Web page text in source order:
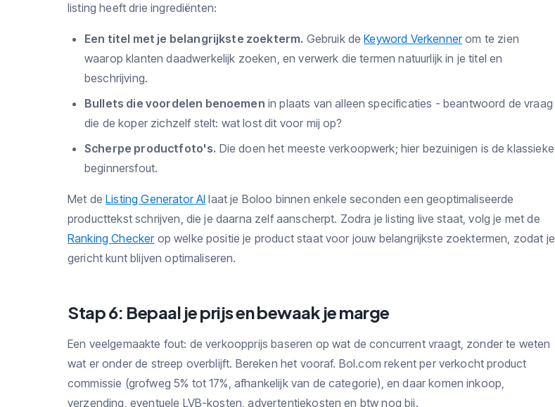
listing heeft drie ingrediënten:
Een titel met je belangrijkste zoekterm. Gebruik deKeyword Verkennerom te zien
waarop klanten daadwerkelijk zoeken, en verwerk die termen natuurlijk in je titel en
beschrijving.
Bullets die voordelen benoemen in plaats van alleen specificaties - beantwoord de vraag
die de koper zichzelf stelt: wat lost dit voor mij op?
Scherpe productfoto's. Die doen het meeste verkoopwerk; hier bezuinigen is de klassieke
beginnersfout.
Met deListing Generator AI laat je Boloo binnen enkele seconden een geoptimaliseerde
producttekst schrijven, die je daarna zelf aanscherpt. Zodra je listing live staat, volg je met de
Ranking Checkerop welke positie je product staat voor jouw belangrijkste zoektermen, zodat je
gericht kunt blijven optimaliseren.
Stap 6: Bepaal je prijs en bewaak je marge
Een veelgemaakte fout: de verkoopprijs baseren op wat de concurrent vraagt, zonder te weten
wat er onder de streep overblijft. Bereken het vooraf. Bol.com rekent per verkocht product
commissie (grofweg 5% tot 17%, afhankelijk van de categorie), en daar komen inkoop,
verzending, eventuele LVB-kosten, advertentiekosten en btw nog bij.